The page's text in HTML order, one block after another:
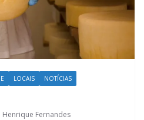
LOCAIS
NOTÍCIAS
Henrique Fernandes